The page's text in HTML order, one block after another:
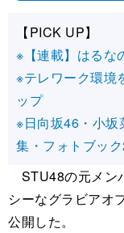
【PICK UP】
※【連載】はるな
※テレワーク環境
ップ
※日向坂46・小
集・フォトブック
STU48の元メン
シーなグラビアオ
公開した。